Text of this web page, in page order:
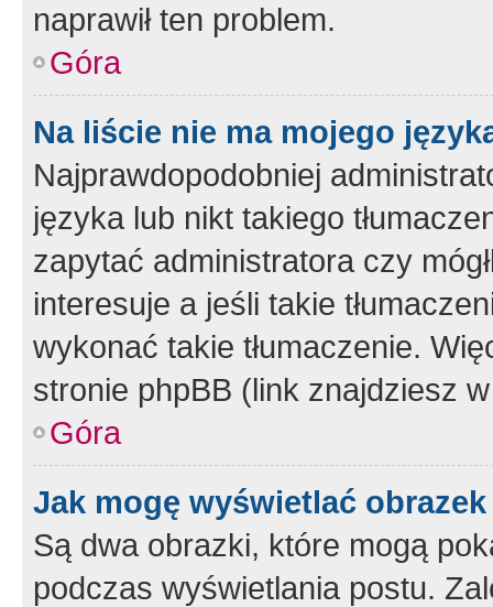
naprawił ten problem.
Góra
Na liście nie ma mojego
Najprawdopodobniej
języka lub nikt takiego
zapytać administratora czy
interesuje a jeśli takie
wykonać takie tłumaczenie.
stronie phpBB (link znajdziesz
Góra
Jak mogę wyświetlać
Są dwa obrazki, które mogą
podczas wyświetlania postu.